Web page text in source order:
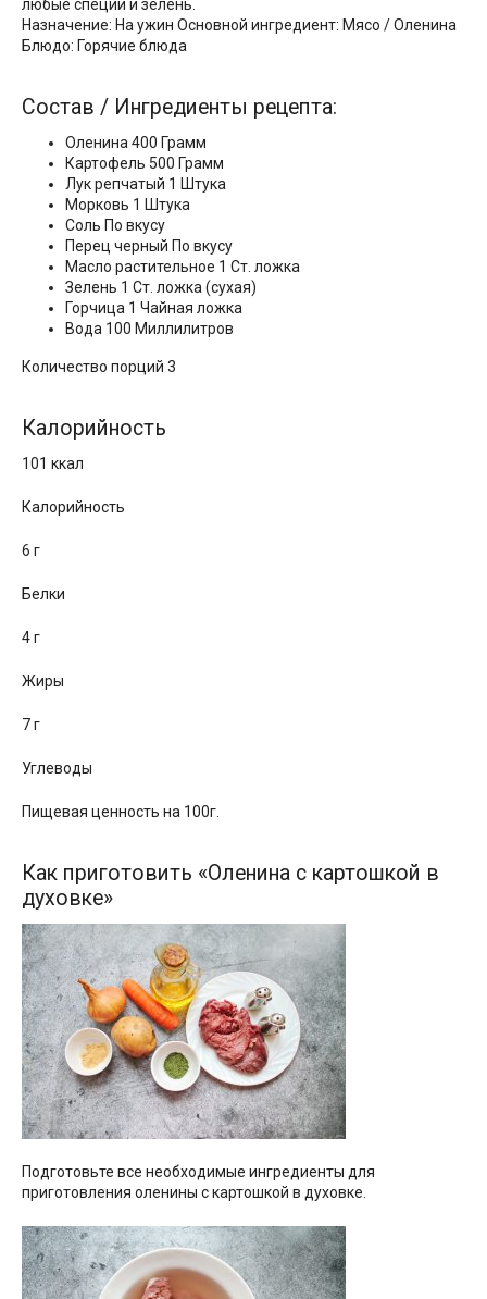
любые специи и зелень.
Назначение: На ужин Основной ингредиент: Мясо / Оленина
Блюдо: Горячие блюда
Состав / Ингредиенты рецепта:
Оленина 400 Грамм
Картофель 500 Грамм
Лук репчатый 1 Штука
Морковь 1 Штука
Соль По вкусу
Перец черный По вкусу
Масло растительное 1 Ст. ложка
Зелень 1 Ст. ложка (сухая)
Горчица 1 Чайная ложка
Вода 100 Миллилитров
Количество порций 3
Калорийность
101 ккал
Калорийность
6 г
Белки
4 г
Жиры
7 г
Углеводы
Пищевая ценность на 100г.
Как приготовить «Оленина с картошкой в
духовке»
Подготовьте все необходимые ингредиенты для
приготовления оленины с картошкой в духовке.